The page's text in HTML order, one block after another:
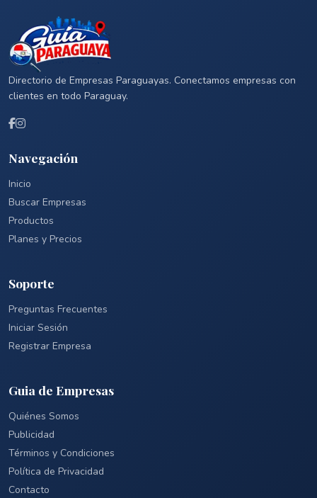
Directorio de Empresas Paraguayas. Conectamos empresas con
clientes en todo Paraguay.
Navegación
Inicio
Buscar Empresas
Productos
Planes y Precios
Soporte
Preguntas Frecuentes
Iniciar Sesión
Registrar Empresa
Guia de Empresas
Quiénes Somos
Publicidad
Términos y Condiciones
Política de Privacidad
Contacto